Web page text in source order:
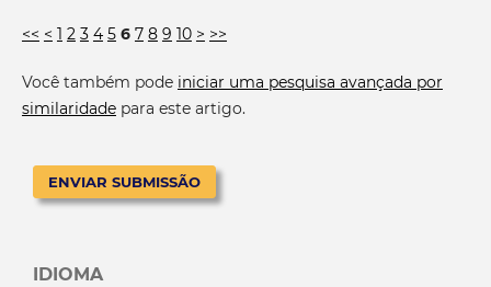
<< < 1 2 3 4 5 6 7 8 9 10 > >>
Você também pode iniciar uma pesquisa avançada por
similaridadepara este artigo.
ENVIAR SUBMISSÃO
IDIOMA